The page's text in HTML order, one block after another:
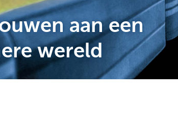
aan een
wereld